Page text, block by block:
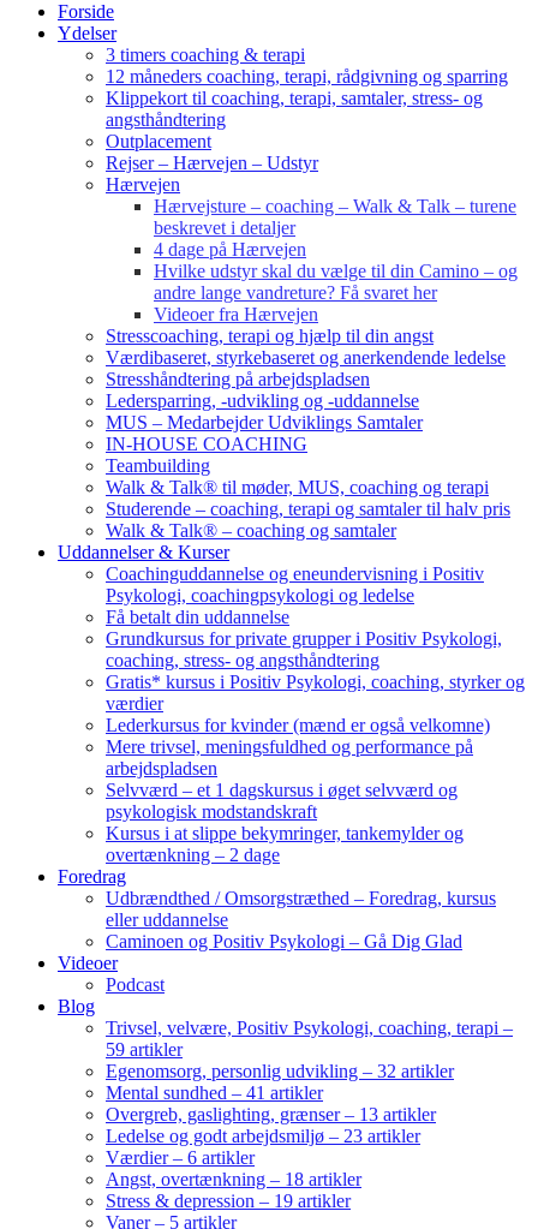
Forside
Ydelser
3 timers coaching & terapi
12 måneders coaching, terapi, rådgivning og sparring
Klippekort til coaching, terapi, samtaler, stress- og
angsthåndtering
Outplacement
Rejser – Hærvejen – Udstyr
Hærvejen
Hærvejsture – coaching – Walk & Talk – turene
beskrevet i detaljer
4 dage på Hærvejen
Hvilke udstyr skal du vælge til din Camino – og
andre lange vandreture? Få svaret her
Videoer fra Hærvejen
Stresscoaching, terapi og hjælp til din angst
Værdibaseret, styrkebaseret og anerkendende ledelse
Stresshåndtering på arbejdspladsen
Ledersparring, -udvikling og -uddannelse
MUS – Medarbejder Udviklings Samtaler
IN-HOUSE COACHING
Teambuilding
Walk & Talk® til møder, MUS, coaching og terapi
Studerende – coaching, terapi og samtaler til halv pris
Walk & Talk® – coaching og samtaler
Uddannelser & Kurser
Coachinguddannelse og eneundervisning i Positiv
Psykologi, coachingpsykologi og ledelse
Få betalt din uddannelse
Grundkursus for private grupper i Positiv Psykologi,
coaching, stress- og angsthåndtering
Gratis* kursus i Positiv Psykologi, coaching, styrker og
værdier
Lederkursus for kvinder (mænd er også velkomne)
Mere trivsel, meningsfuldhed og performance på
arbejdspladsen
Selvværd – et 1 dagskursus i øget selvværd og
psykologisk modstandskraft
Kursus i at slippe bekymringer, tankemylder og
overtænkning – 2 dage
Foredrag
Udbrændthed / Omsorgstræthed – Foredrag, kursus
eller uddannelse
Caminoen og Positiv Psykologi – Gå Dig Glad
Videoer
Podcast
Blog
Trivsel, velvære, Positiv Psykologi, coaching, terapi –
59 artikler
Egenomsorg, personlig udvikling – 32 artikler
Mental sundhed – 41 artikler
Overgreb, gaslighting, grænser – 13 artikler
Ledelse og godt arbejdsmiljø – 23 artikler
Værdier – 6 artikler
Angst, overtænkning – 18 artikler
Stress & depression – 19 artikler
Vaner – 5 artikler